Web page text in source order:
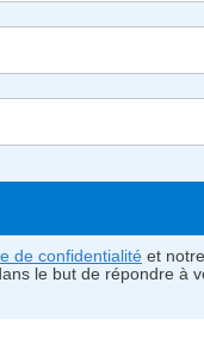
de confidentialité et
le but de répondre à